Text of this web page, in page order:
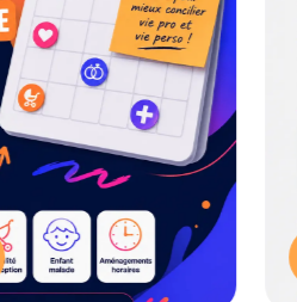
Ressources Humaines